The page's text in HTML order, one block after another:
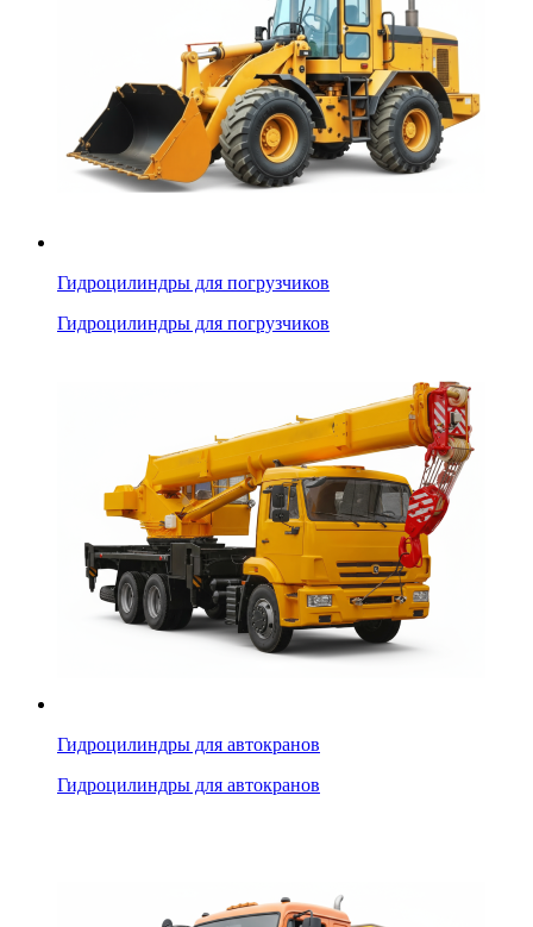
Гидроцилиндры для погрузчиков
Гидроцилиндры для погрузчиков
Гидроцилиндры для автокранов
Гидроцилиндры для автокранов